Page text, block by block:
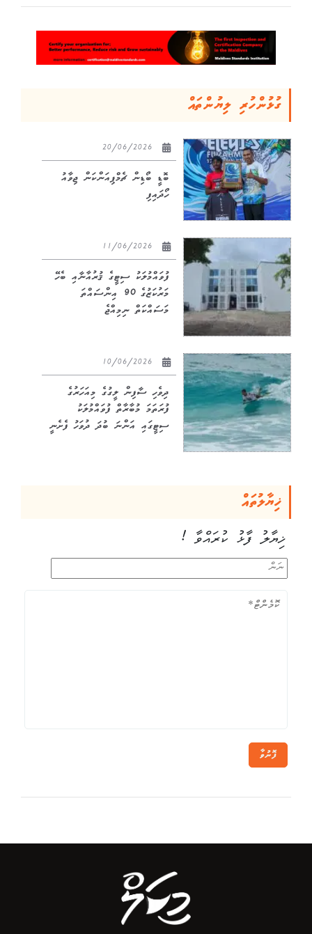
ގުޅުންހުރި ލިޔުންތައް
ބޮޑީ ބޯޑިން ޗެމްޕިއަންކަން ޖިވާއު
ހޯދައިފި
ފުވައްމުލަކު ސިޓީގެ ޤުރުއާނާއި ބެހޭ
މަރުކަޒުގެ 90 އިންސައްތަ
މަސައްކަތް ނިމިއްޖެ
ދިވެހި ސާފިން ލީގުގެ މިއަހަރުގެ
ފުރަތަމަ މުބާރާތް ފުވައްމުލަކު
ސިޓީގައި އަންނަ ބުދަ ދުވަހު ފެށެނީ
ޚިޔާލުތައް
ޚިޔާލު ފާޅު ކުރައްވާ !
ފޮނުވާ